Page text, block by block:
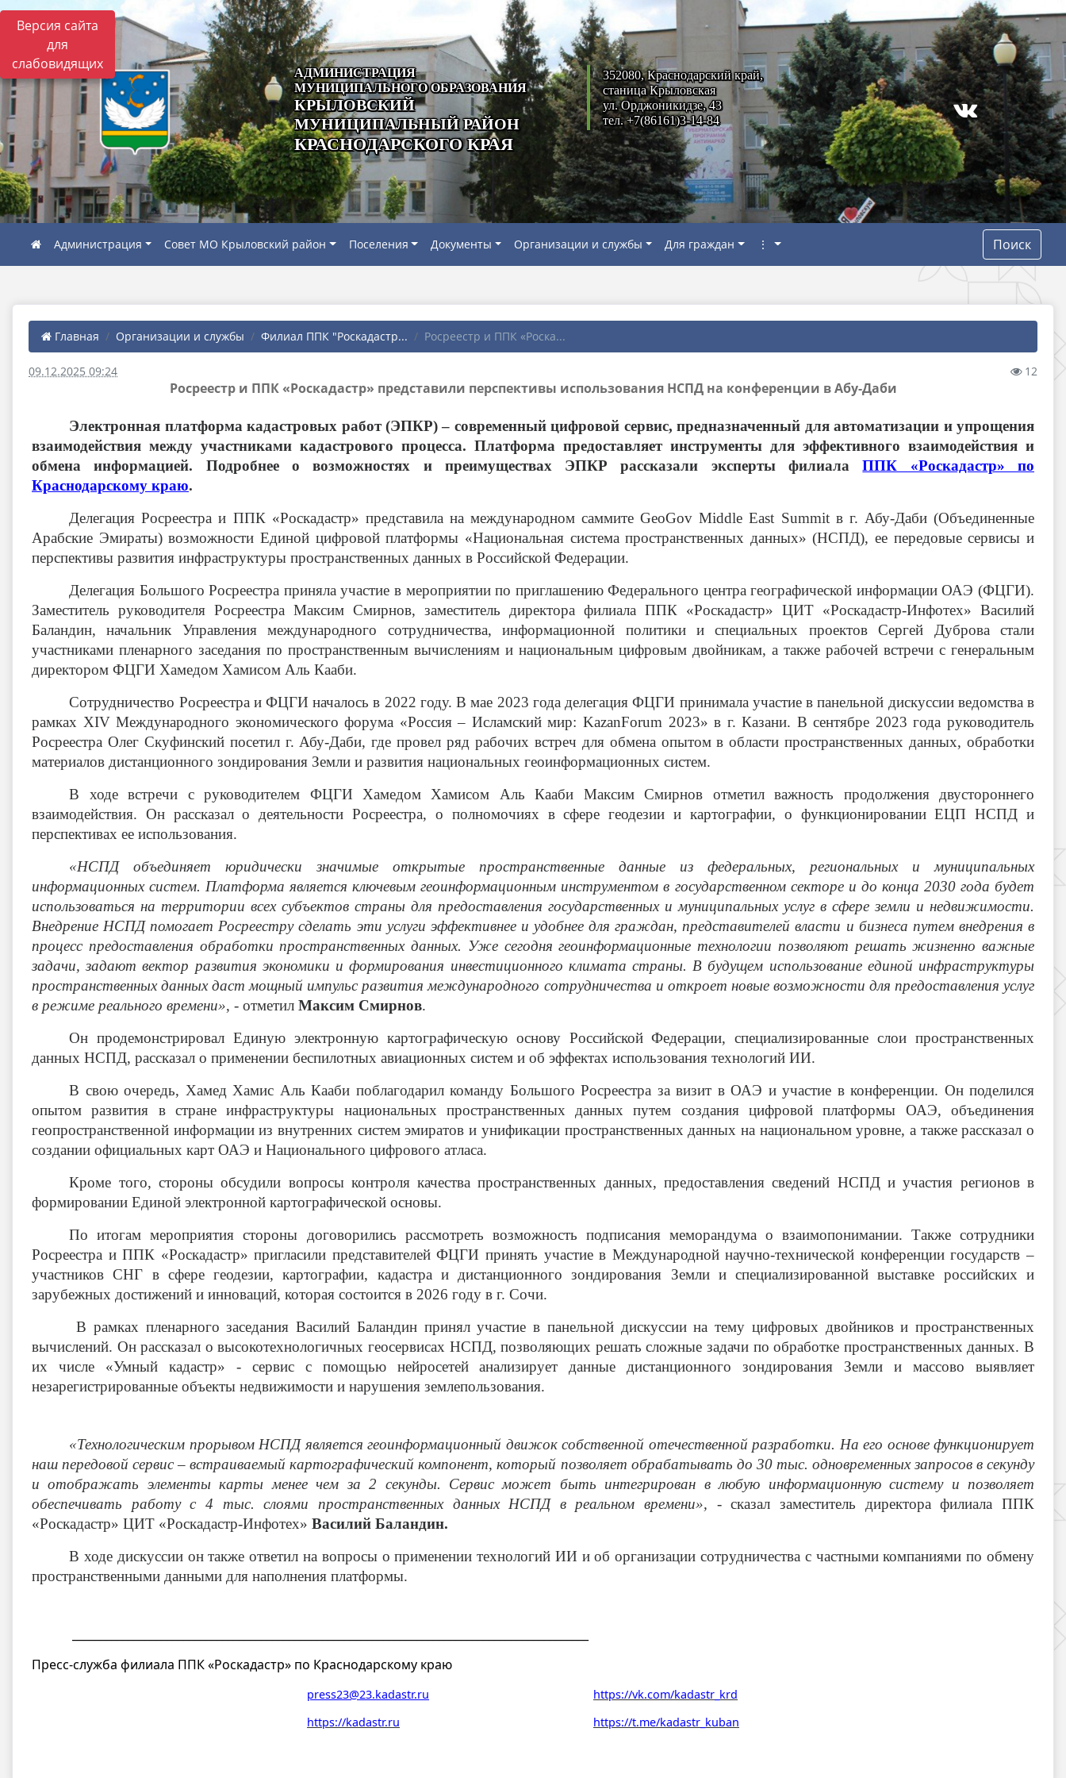
Версия сайта
для
слабовидящих
АДМИНИСТРАЦИЯ
МУНИЦИПАЛЬНОГО ОБРАЗОВАНИЯ
КРЫЛОВСКИЙ
МУНИЦИПАЛЬНЫЙ РАЙОН
КРАСНОДАРСКОГО КРАЯ
352080, Краснодарский край,
станица Крыловская
ул. Орджоникидзе, 43
тел. +7(86161)3-14-84
Администрация Совет МО Крыловский район Поселения Документы Организации и службы Для граждан ⋮ Поиск
Главная Организации и службы Филиал ППК "Роскадастр... Росреестр и ППК «Роска...
09.12.2025 09:24 12
Росреестр и ППК «Роскадастр» представили перспективы использования НСПД на конференции в Абу-Даби
Электронная платформа кадастровых работ (ЭПКР) – современный цифровой сервис, предназначенный для автоматизации и упрощения
взаимодействия между участниками кадастрового процесса. Платформа предоставляет инструменты для эффективного взаимодействия и
обмена информацией. Подробнее о возможностях и преимуществах ЭПКР рассказали эксперты филиалаППК «Роскадастр» по
Краснодарскому краю.
Делегация Росреестра и ППК «Роскадастр» представила на международном саммите GeoGov Middle East Summit в г. Абу-Даби (Объединенные
Арабские Эмираты) возможности Единой цифровой платформы «Национальная система пространственных данных» (НСПД), ее передовые сервисы и
перспективы развития инфраструктуры пространственных данных в Российской Федерации.
Делегация Большого Росреестра приняла участие в мероприятии по приглашению Федерального центра географической информации ОАЭ (ФЦГИ).
Заместитель руководителя Росреестра Максим Смирнов, заместитель директора филиала ППК «Роскадастр» ЦИТ «Роскадастр-Инфотех» Василий
Баландин, начальник Управления международного сотрудничества, информационной политики и специальных проектов Сергей Дуброва стали
участниками пленарного заседания по пространственным вычислениям и национальным цифровым двойникам, а также рабочей встречи с генеральным
директором ФЦГИ Хамедом Хамисом Аль Кааби.
Сотрудничество Росреестра и ФЦГИ началось в 2022 году. В мае 2023 года делегация ФЦГИ принимала участие в панельной дискуссии ведомства в
рамках ХIV Международного экономического форума «Россия – Исламский мир: KazanForum 2023» в г. Казани. В сентябре 2023 года руководитель
Росреестра Олег Скуфинский посетил г. Абу-Даби, где провел ряд рабочих встреч для обмена опытом в области пространственных данных, обработки
материалов дистанционного зондирования Земли и развития национальных геоинформационных систем.
В ходе встречи с руководителем ФЦГИ Хамедом Хамисом Аль Кааби Максим Смирнов отметил важность продолжения двустороннего
взаимодействия. Он рассказал о деятельности Росреестра, о полномочиях в сфере геодезии и картографии, о функционировании ЕЦП НСПД и
перспективах ее использования.
«НСПД объединяет юридически значимые открытые пространственные данные из федеральных, региональных и муниципальных
информационных систем. Платформа является ключевым геоинформационным инструментом в государственном секторе и до конца 2030 года будет
использоваться на территории всех субъектов страны для предоставления государственных и муниципальных услуг в сфере земли и недвижимости.
Внедрение НСПД помогает Росреестру сделать эти услуги эффективнее и удобнее для граждан, представителей власти и бизнеса путем внедрения в
процесс предоставления обработки пространственных данных. Уже сегодня геоинформационные технологии позволяют решать жизненно важные
задачи, задают вектор развития экономики и формирования инвестиционного климата страны. В будущем использование единой инфраструктуры
пространственных данных даст мощный импульс развития международного сотрудничества и откроет новые возможности для предоставления услуг
в режиме реального времени», - отметил Максим Смирнов.
Он продемонстрировал Единую электронную картографическую основу Российской Федерации, специализированные слои пространственных
данных НСПД, рассказал о применении беспилотных авиационных систем и об эффектах использования технологий ИИ.
В свою очередь, Хамед Хамис Аль Кааби поблагодарил команду Большого Росреестра за визит в ОАЭ и участие в конференции. Он поделился
опытом развития в стране инфраструктуры национальных пространственных данных путем создания цифровой платформы ОАЭ, объединения
геопространственной информации из внутренних систем эмиратов и унификации пространственных данных на национальном уровне, а также рассказал о
создании официальных карт ОАЭ и Национального цифрового атласа.
Кроме того, стороны обсудили вопросы контроля качества пространственных данных, предоставления сведений НСПД и участия регионов в
формировании Единой электронной картографической основы.
По итогам мероприятия стороны договорились рассмотреть возможность подписания меморандума о взаимопонимании. Также сотрудники
Росреестра и ППК «Роскадастр» пригласили представителей ФЦГИ принять участие в Международной научно-технической конференции государств –
участников СНГ в сфере геодезии, картографии, кадастра и дистанционного зондирования Земли и специализированной выставке российских и
зарубежных достижений и инноваций, которая состоится в 2026 году в г. Сочи.
В рамках пленарного заседания Василий Баландин принял участие в панельной дискуссии на тему цифровых двойников и пространственных
вычислений. Он рассказал о высокотехнологичных геосервисах НСПД, позволяющих решать сложные задачи по обработке пространственных данных. В
их числе «Умный кадастр» - сервис с помощью нейросетей анализирует данные дистанционного зондирования Земли и массово выявляет
незарегистрированные объекты недвижимости и нарушения землепользования.
«Технологическим прорывом НСПД является геоинформационный движок собственной отечественной разработки. На его основе функционирует
наш передовой сервис – встраиваемый картографический компонент, который позволяет обрабатывать до 30 тыс. одновременных запросов в секунду
и отображать элементы карты менее чем за 2 секунды. Сервис может быть интегрирован в любую информационную систему и позволяет
обеспечивать работу с 4 тыс. слоями пространственных данных НСПД в реальном времени», - сказал заместитель директора филиала ППК
«Роскадастр» ЦИТ «Роскадастр-Инфотех» Василий Баландин.
В ходе дискуссии он также ответил на вопросы о применении технологий ИИ и об организации сотрудничества с частными компаниями по обмену
пространственными данными для наполнения платформы.
Пресс-служба филиала ППК «Роскадастр» по Краснодарскому краю
press23@23.kadastr.ru
https://vk.com/kadastr_krd
https://kadastr.ru
https://t.me/kadastr_kuban